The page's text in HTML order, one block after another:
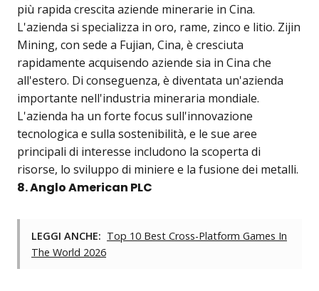
più rapida crescita aziende minerarie in Cina.
L'azienda si specializza in oro, rame, zinco e litio. Zijin
Mining, con sede a Fujian, Cina, è cresciuta
rapidamente acquisendo aziende sia in Cina che
all'estero. Di conseguenza, è diventata un'azienda
importante nell'industria mineraria mondiale.
L'azienda ha un forte focus sull'innovazione
tecnologica e sulla sostenibilità, e le sue aree
principali di interesse includono la scoperta di
risorse, lo sviluppo di miniere e la fusione dei metalli.
8. Anglo American PLC
LEGGI ANCHE: Top 10 Best Cross-Platform Games In
The World 2026